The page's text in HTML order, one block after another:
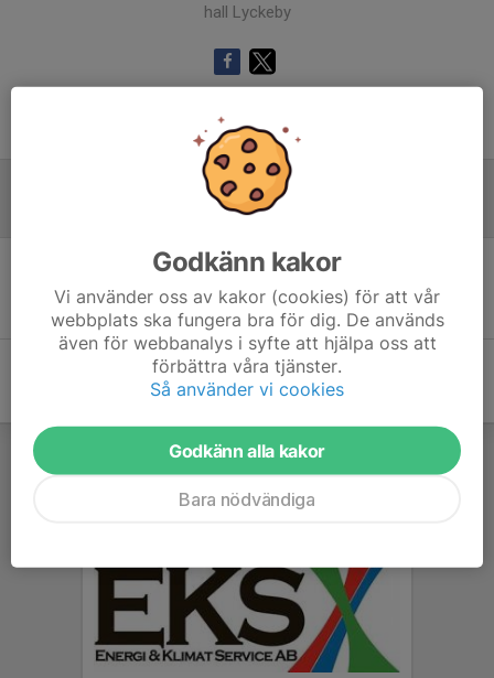
hall Lyckeby
Samling 12:00
Inget referat skrivet
Godkänn kakor
Vi använder oss av kakor (cookies) för att vår
webbplats ska fungera bra för dig. De används
även för webbanalys i syfte att hjälpa oss att
förbättra våra tjänster.
Så använder vi cookies
Godkänn alla kakor
Bara nödvändiga